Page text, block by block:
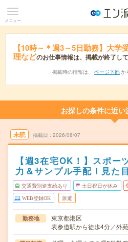
メニュー
【10時～＊週3～5日勤務】大
理などのお仕事情報は、掲載が終了し
掲載時の情報は、 ページ下部 か
お探しの条件に近
未読 掲載日 2026/08/07
【週3在宅OK！】スポ
力＆サンプル手配！見た
交通費別途支給あり 土日祝日が休み
WEB登録OK 派遣
勤務地
東京都港区
表参道駅から徒歩4分／外